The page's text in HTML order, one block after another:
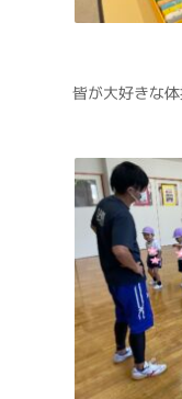
皆が大好きな